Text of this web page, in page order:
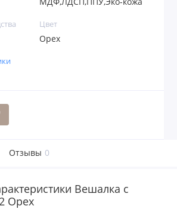
Цвет
Орех
Отзывы 0
Вешалка с
Орех